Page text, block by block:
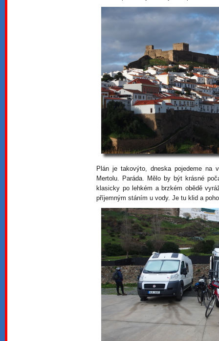
Plán je takovýto, dneska pojedeme na
Mertolu. Paráda. Mělo by být krásné
klasicky po lehkém a brzkém obědě
příjemným stáním u vody. Je tu klid a